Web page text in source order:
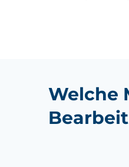
Welche